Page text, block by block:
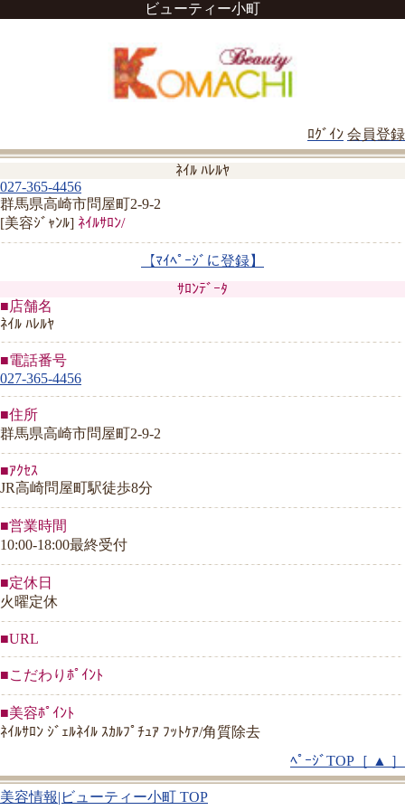
ビューティー小町
ﾛｸﾞｲﾝ 会員登録
ﾈｲﾙ ﾊﾚﾙﾔ
027-365-4456
群馬県高崎市問屋町2-9-2
[美容ｼﾞｬﾝﾙ] ﾈｲﾙｻﾛﾝ/
【ﾏｲﾍﾟｰｼﾞに登録】
ｻﾛﾝﾃﾞｰﾀ
■店舗名
ﾈｲﾙ ﾊﾚﾙﾔ
■電話番号
027-365-4456
■住所
群馬県高崎市問屋町2-9-2
■ｱｸｾｽ
JR高崎問屋町駅徒歩8分
■営業時間
10:00-18:00最終受付
■定休日
火曜定休
■URL
■こだわりﾎﾟｲﾝﾄ
■美容ﾎﾟｲﾝﾄ
ﾈｲﾙｻﾛﾝ ｼﾞｪﾙﾈｲﾙ ｽｶﾙﾌﾟﾁｭｱ ﾌｯﾄｹｱ/角質除去
ﾍﾟｰｼﾞTOP［ ▲ ］
美容情報|ビューティー小町 TOP